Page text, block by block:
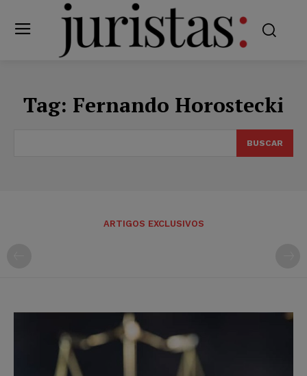
Tag: Fernando Horostecki
BUSCAR
ARTIGOS EXCLUSIVOS